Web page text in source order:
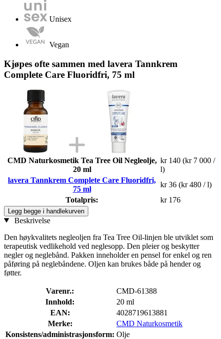
Unisex
Vegan
Kjøpes ofte sammen med lavera Tannkrem
Complete Care Fluoridfri, 75 ml
CMD Naturkosmetik Tea Tree Oil Negleolje,
20 ml
kr 140 (kr 7 000 /
l)
lavera Tannkrem Complete Care Fluoridfri,
75 ml
kr 36 (kr 480 / l)
Totalpris:
kr 176
Legg begge i handlekurven
Beskrivelse
Den høykvalitets negleoljen fra Tea Tree Oil-linjen ble utviklet som
terapeutisk vedlikehold ved neglesopp. Den pleier og beskytter
negler og neglebånd. Pakken inneholder en pensel for enkel og ren
påføring på neglebåndene. Oljen kan brukes både på hender og
føtter.
Varenr.:
CMD-61388
Innhold:
20 ml
EAN:
4028719613881
Merke:
CMD Naturkosmetik
Konsistens/administrasjonsform: Olje